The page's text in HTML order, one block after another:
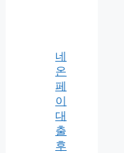
네
온
페
이
대
출
후